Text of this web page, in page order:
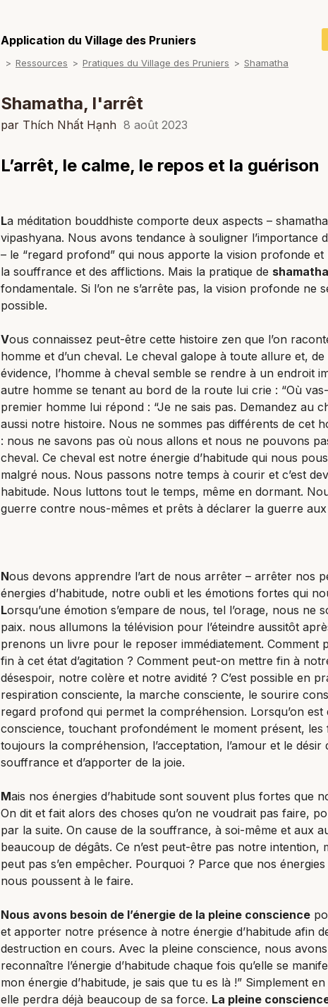
English
Español
Application du Village des Pruniers
Ressources Pratiques du Village des Pruniers Shamatha
Shamatha, l'arrêt
par Thích Nhất Hạnh 8 août 2023
L’arrêt, le calme, le repos et la guérison
La méditation bouddhiste comporte deux aspects –
vipashyana. Nous avons tendance à souligner l’importance
– le “regard profond” qui nous apporte la vision profonde et
la souffrance et des afflictions. Mais la pratique de
fondamentale. Si l’on ne s’arrête pas, la vision profonde ne
possible.
Vous connaissez peut-être cette histoire zen que l’on
homme et d’un cheval. Le cheval galope à toute allure et, de
évidence, l’homme à cheval semble se rendre à un endroit
autre homme se tenant au bord de la route lui crie : “Où
premier homme lui répond : “Je ne sais pas. Demandez au
aussi notre histoire. Nous ne sommes pas différents de cet
: nous ne savons pas où nous allons et nous ne pouvons
cheval. Ce cheval est notre énergie d’habitude qui nous
malgré nous. Nous passons notre temps à courir et c’est
habitude. Nous luttons tout le temps, même en dormant.
guerre contre nous-mêmes et prêts à déclarer la guerre
Nous devons apprendre l’art de nous arrêter – arrêter nos
énergies d’habitude, notre oubli et les émotions fortes qui
Lorsqu’une émotion s’empare de nous, tel l’orage, nous ne
paix. nous allumons la télévision pour l’éteindre aussitôt
prenons un livre pour le reposer immédiatement. Comment
fin à cet état d’agitation ? Comment peut-on mettre fin à
désespoir, notre colère et notre avidité ? C’est possible en
respiration consciente, la marche consciente, le sourire
regard profond qui permet la compréhension. Lorsqu’on est
conscience, touchant profondément le moment présent, les
toujours la compréhension, l’acceptation, l’amour et le désir
souffrance et d’apporter de la joie.
Mais nos énergies d’habitude sont souvent plus fortes que
On dit et fait alors des choses qu’on ne voudrait pas faire,
par la suite. On cause de la souffrance, à soi-même et aux
beaucoup de dégâts. Ce n’est peut-être pas notre intention,
peut pas s’en empêcher. Pourquoi ? Parce que nos énergies
nous poussent à le faire.
Nous avons besoin de l’énergie de la pleine conscience
et apporter notre présence à notre énergie d’habitude afin
destruction en cours. Avec la pleine conscience, nous
reconnaître l’énergie d’habitude chaque fois qu’elle se
mon énergie d’habitude, je sais que tu es là !” Simplement
elle perdra déjà beaucoup de sa force. La pleine